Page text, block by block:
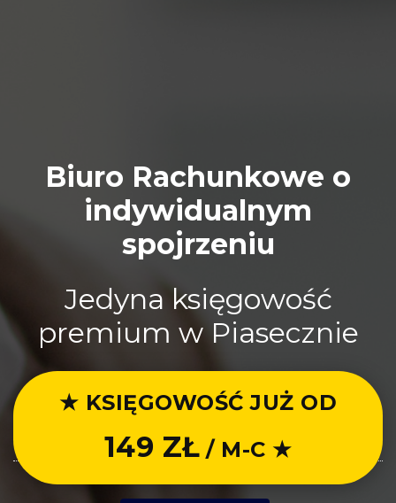
Biuro Rachunkowe o
indywidualnym
spojrzeniu
Jedyna księgowość
premium w Piasecznie
★ KSIĘGOWOŚĆ JUŻ OD
149 ZŁ/ M-C ★